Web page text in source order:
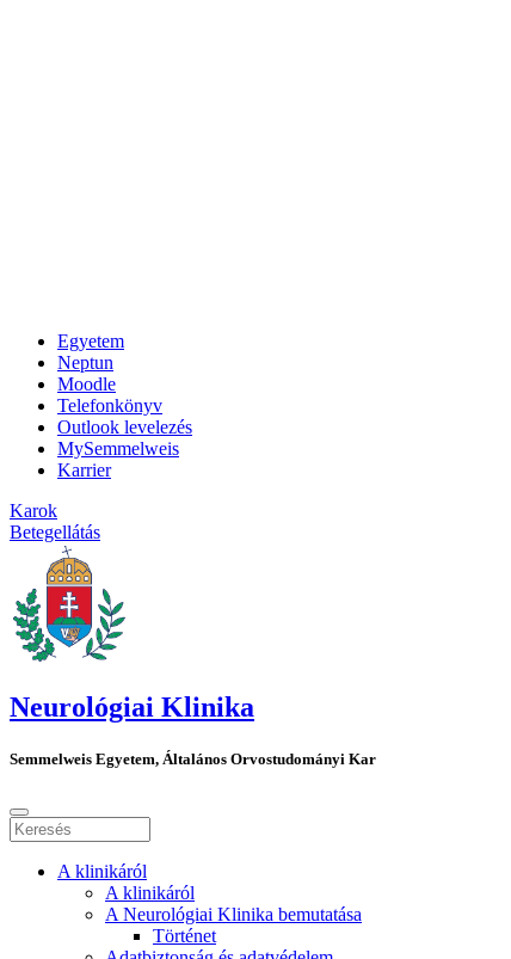
Egyetem
Neptun
Moodle
Telefonkönyv
Outlook levelezés
MySemmelweis
Karrier
Karok
Betegellátás
Neurológiai Klinika
Semmelweis Egyetem, Általános Orvostudományi Kar
A klinikáról
A klinikáról
A Neurológiai Klinika bemutatása
Történet